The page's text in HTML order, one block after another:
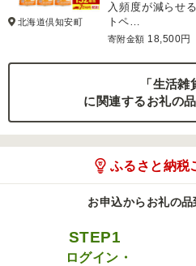
北海道倶知安町
入頻度が減らせ
トペ…
寄附金額 18,500円
「生活雑
に関連するお礼の
ふるさと納税
お申込からお礼の
STEP1
ログイン・